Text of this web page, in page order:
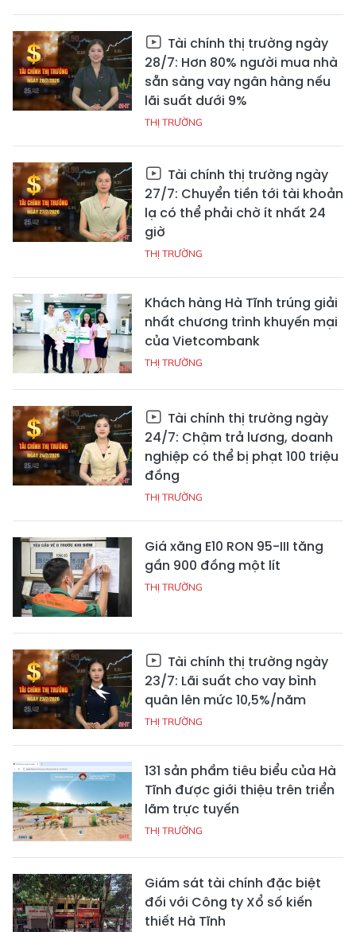
Tài chính thị trường ngày
28/7: Hơn 80% người mua nhà
sẵn sàng vay ngân hàng nếu
lãi suất dưới 9%
THỊ TRƯỜNG
Tài chính thị trường ngày
27/7: Chuyển tiền tới tài khoản
lạ có thể phải chờ ít nhất 24
giờ
THỊ TRƯỜNG
Khách hàng Hà Tĩnh trúng giải
nhất chương trình khuyến mại
của Vietcombank
THỊ TRƯỜNG
Tài chính thị trường ngày
24/7: Chậm trả lương, doanh
nghiệp có thể bị phạt 100 triệu
đồng
THỊ TRƯỜNG
Giá xăng E10 RON 95-III tăng
gần 900 đồng một lít
THỊ TRƯỜNG
Tài chính thị trường ngày
23/7: Lãi suất cho vay bình
quân lên mức 10,5%/năm
THỊ TRƯỜNG
131 sản phẩm tiêu biểu của Hà
Tĩnh được giới thiệu trên triển
lãm trực tuyến
THỊ TRƯỜNG
Giám sát tài chính đặc biệt
đối với Công ty Xổ số kiến
thiết Hà Tĩnh